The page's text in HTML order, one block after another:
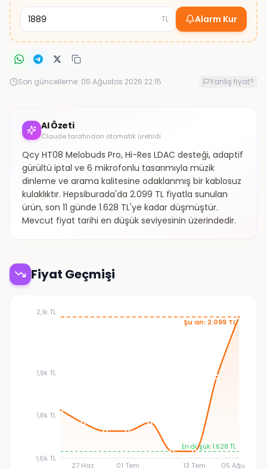
TL Alarm Kur
Son güncelleme: 05 Ağustos 2026 22:15 Yanlış fiyat?
AI Özeti
Claude tarafından otomatik üretildi
Qcy HT08 Melobuds Pro, Hi-Res LDAC desteği, adaptif
gürültü iptal ve 6 mikrofonlu tasarımıyla müzik
dinleme ve arama kalitesine odaklanmış bir kablosuz
kulaklıktır. Hepsiburada'da 2.099 TL fiyatla sunulan
ürün, son 11 günde 1.628 TL'ye kadar düşmüştür.
Mevcut fiyat tarihi en düşük seviyesinin üzerindedir.
Fiyat Geçmişi
27 Haz 01 Tem 13 Tem 05 Ağu
1,6k TL
1,8k TL
1,9k TL
2,1k TL
Şu an: 2.099 TL
En düşük: 1.628 TL